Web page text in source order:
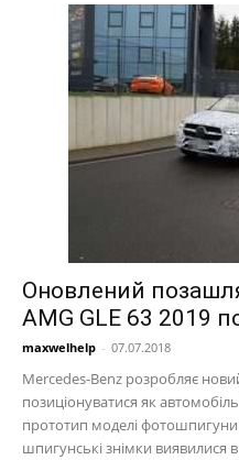
Оновлений
AMG GLE 63 2019
maxwelhelp - 07.07.2018
Mercedes-Benz розробляє
позиціонуватися як
прототип моделі фотошпигуни
шпигунські знімки виявилися